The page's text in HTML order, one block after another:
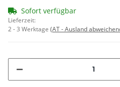
Sofort verfügbar
Lieferzeit:
2 - 3 Werktage (AT - Ausland